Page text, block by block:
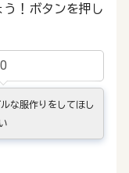
！ボタンを押し
0
な服作りをしてほし
い